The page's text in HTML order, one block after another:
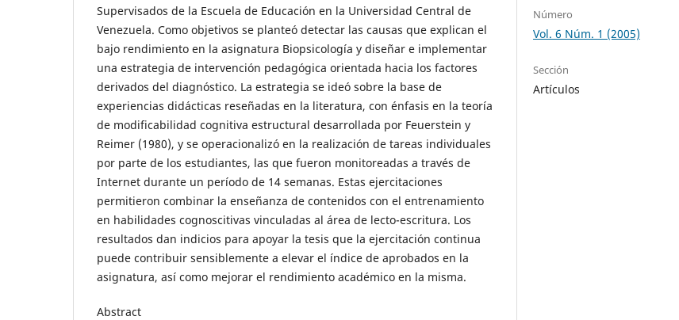
Supervisados de la Escuela de Educación en la Universidad Central de
Venezuela. Como objetivos se planteó detectar las causas que explican el
bajo rendimiento en la asignatura Biopsicología y diseñar e implementar
una estrategia de intervención pedagógica orientada hacia los factores
derivados del diagnóstico. La estrategia se ideó sobre la base de
experiencias didácticas reseñadas en la literatura, con énfasis en la teoría
de modificabilidad cognitiva estructural desarrollada por Feuerstein y
Reimer (1980), y se operacionalizó en la realización de tareas individuales
por parte de los estudiantes, las que fueron monitoreadas a través de
Internet durante un período de 14 semanas. Estas ejercitaciones
permitieron combinar la enseñanza de contenidos con el entrenamiento
en habilidades cognoscitivas vinculadas al área de lecto-escritura. Los
resultados dan indicios para apoyar la tesis que la ejercitación continua
puede contribuir sensiblemente a elevar el índice de aprobados en la
asignatura, así como mejorar el rendimiento académico en la misma.
Abstract
Número
Vol. 6 Núm. 1 (2005)
Sección
Artículos